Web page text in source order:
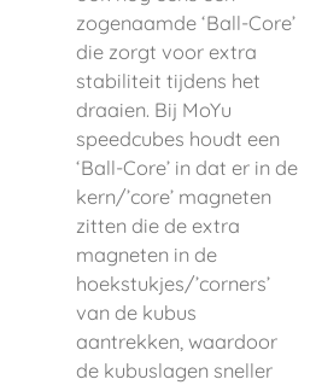
zogenaamde ‘Ball-Core’
die zorgt voor extra
stabiliteit tijdens het
draaien. Bij MoYu
speedcubes houdt een
‘Ball-Core’ in dat er in de
kern/’core’ magneten
zitten die de extra
magneten in de
hoekstukjes/’corners’
van de kubus
aantrekken, waardoor
de kubuslagen sneller